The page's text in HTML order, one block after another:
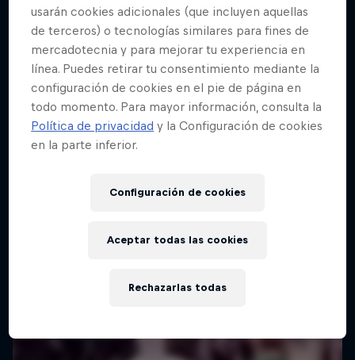
usarán cookies adicionales (que incluyen aquellas
de terceros) o tecnologías similares para fines de
mercadotecnia y para mejorar tu experiencia en
línea. Puedes retirar tu consentimiento mediante la
configuración de cookies en el pie de página en
todo momento. Para mayor información, consulta la
Política de privacidad y la Configuración de cookies
en la parte inferior.
Configuración de cookies
Rechazarlas todas
Aceptar todas las cookies